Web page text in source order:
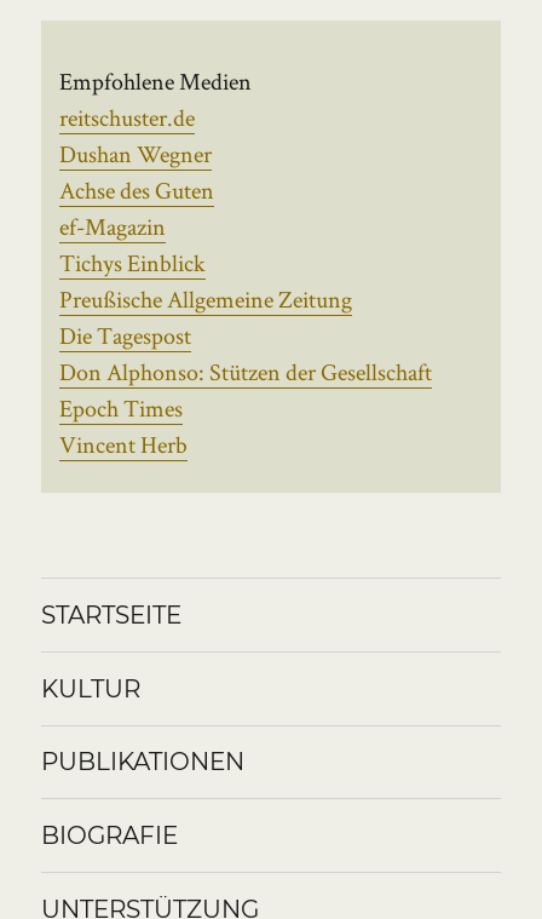
Empfohlene Medien
reitschuster.de
Dushan Wegner
Achse des Guten
ef-Magazin
Tichys Einblick
Preußische Allgemeine Zeitung
Die Tagespost
Don Alphonso: Stützen der Gesellschaft
Epoch Times
Vincent Herb
STARTSEITE
KULTUR
PUBLIKATIONEN
BIOGRAFIE
UNTERSTÜTZUNG